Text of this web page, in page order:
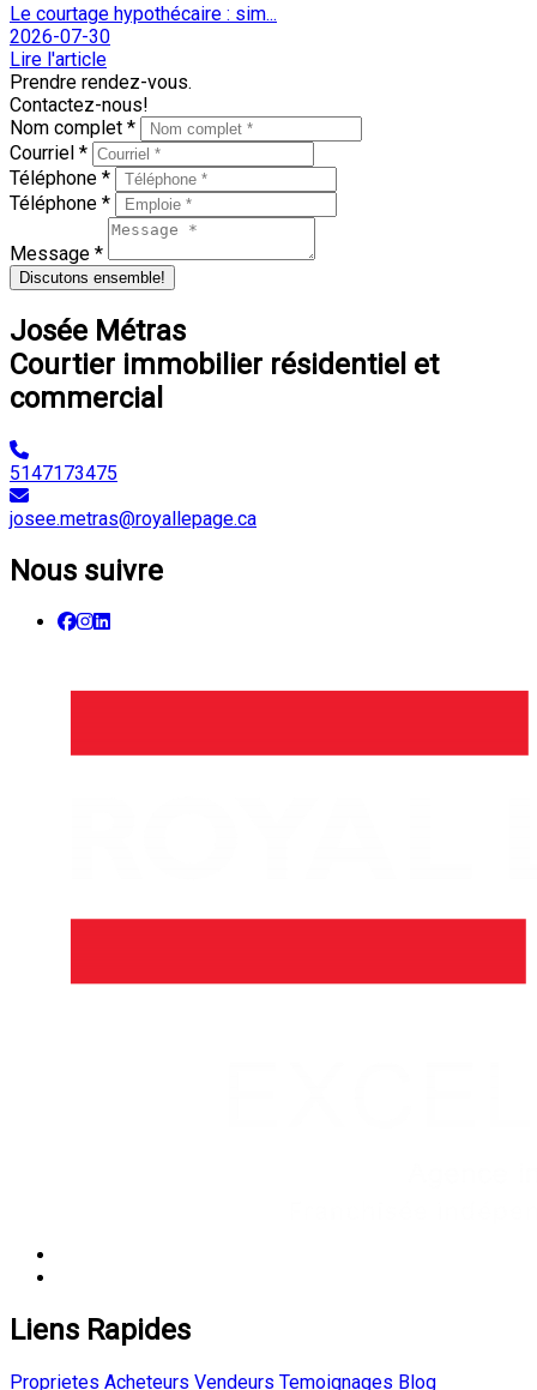
Le courtage hypothécaire : sim...
2026-07-30
Lire l'article
Prendre rendez-vous.
Contactez-nous!
Nom complet *
Courriel *
Téléphone *
Téléphone *
Message *
Discutons ensemble!
Josée Métras
Courtier immobilier résidentiel et
commercial
5147173475
josee.metras@royallepage.ca
Nous suivre
Liens Rapides
Proprietes Acheteurs Vendeurs Temoignages Blog